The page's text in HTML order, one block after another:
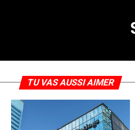
TU VAS AUSSI AIMER